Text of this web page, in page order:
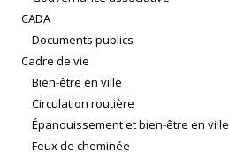
CADA
Documents publics
Cadre de vie
Bien-être en ville
Circulation routière
Épanouissement et bien-être en ville
Feux de cheminée